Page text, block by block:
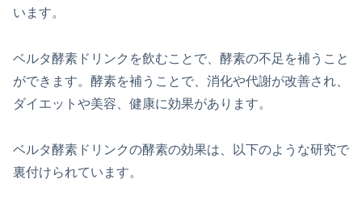
います。
ベルタ酵素ドリンクを飲むことで、酵素の不足を補うこと
ができます。酵素を補うことで、消化や代謝が改善され、
ダイエットや美容、健康に効果があります。
ベルタ酵素ドリンクの酵素の効果は、以下のような研究で
裏付けられています。